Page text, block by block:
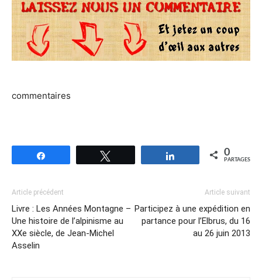
commentaires
Partagez 0
PARTAGES
Article précédent
Livre : Les Années Montagne –
Une histoire de l’alpinisme au
XXe siècle, de Jean-Michel
Asselin
Article suivant
Participez à une expédition en
partance pour l’Elbrus, du 16
au 26 juin 2013